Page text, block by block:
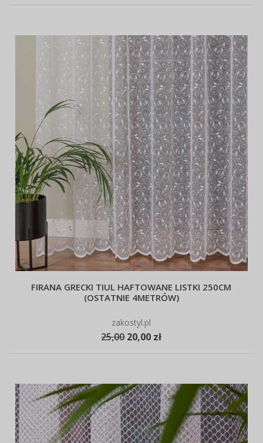
FIRANA GRECKI TIUL HAFTOWANE LISTKI 250CM
(OSTATNIE 4METRÓW)
zakostyl.pl
25,00 20,00 zł